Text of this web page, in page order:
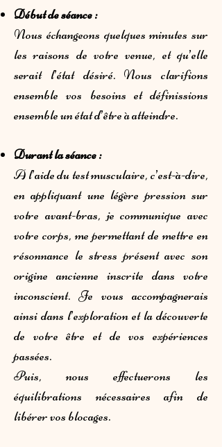
Début de séance :
Nous échangeons quelques minutes sur
les raisons de votre venue, et qu’elle
serait l’état désiré. Nous clarifions
ensemble vos besoins et définissions
ensemble un état d’être à atteindre.
Durant la séance :
A l’aide du test musculaire, c’est-à-dire,
en appliquant une légère pression sur
votre avant-bras, je communique avec
votre corps, me permettant de mettre en
résonnance le stress présent avec son
origine ancienne inscrite dans votre
inconscient. Je vous accompagnerais
ainsi dans l’exploration et la découverte
de votre être et de vos expériences
passées.
Puis, nous effectuerons les
équilibrations nécessaires afin de
libérer vos blocages.